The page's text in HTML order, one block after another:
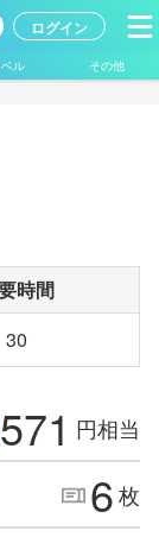
ログイン
ル その他
時間
30
571 円相当
6枚